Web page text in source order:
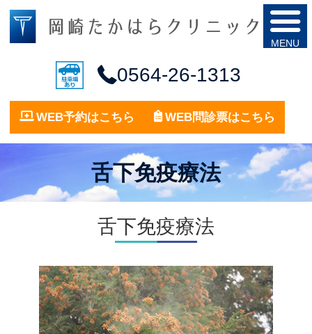
0564-26-1313
WEB予約はこちら WEB問診票はこちら
舌下免疫療法
舌下免疫療法